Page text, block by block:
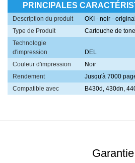
PRINCIPALES
Description du produit
OKI - noir -
Type de Produit
Cartouche de
Technologie
d'impression
DEL
Couleur d'impression
Noir
Rendement
Jusqu'à 7000
Compatible avec
B430d, 430dn,
Garantie